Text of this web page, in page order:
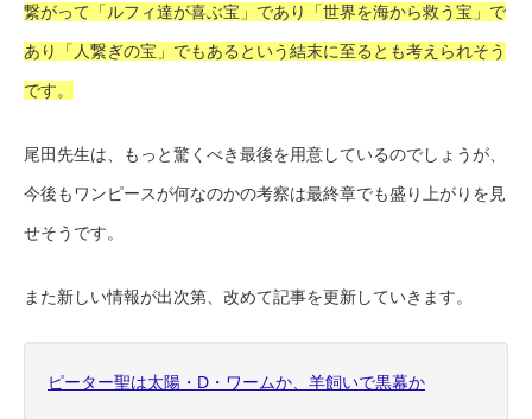
繋がって「ルフィ達が喜ぶ宝」であり「世界を海から救う宝」で
あり「人繋ぎの宝」でもあるという結末に至るとも考えられそう
です。
尾田先生は、もっと驚くべき最後を用意しているのでしょうが、
今後もワンピースが何なのかの考察は最終章でも盛り上がりを見
せそうです。
また新しい情報が出次第、改めて記事を更新していきます。
ピーター聖は太陽・D・ワームか、羊飼いで黒幕か